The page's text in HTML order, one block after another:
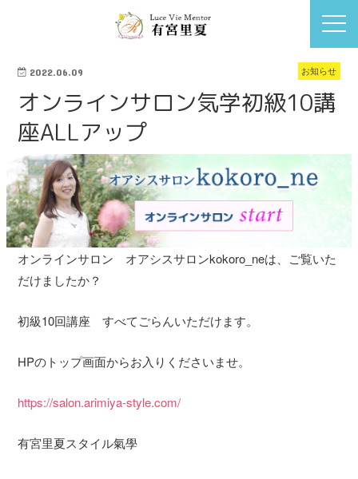
お知らせ
2022.06.09
オンラインサロン気学初級10講
座ALLアップ
オンラインサロン オアシスサロンkokoro_neは、ご覧いた
だけましたか？
初級10回講座 すべてごらんいただけます。
HPのトップ画面からお入りくださいませ。
https://salon.arimiya-style.com/
有宮里夏スタイル氣學